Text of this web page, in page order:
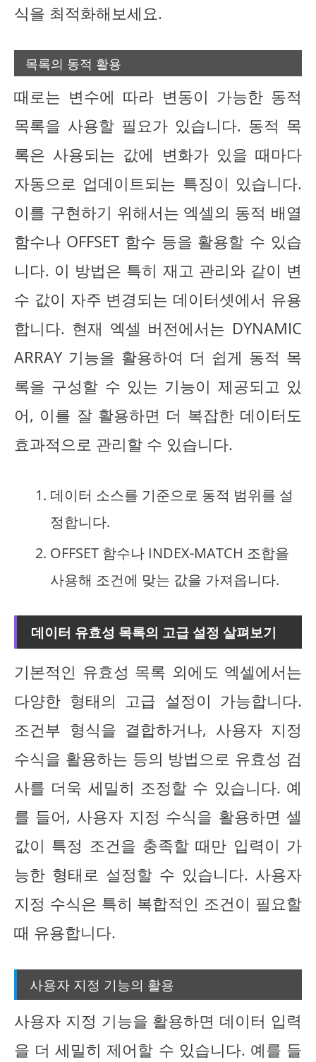
식을 최적화해보세요.
목록의 동적 활용
때로는 변수에 따라 변동이 가능한 동적
목록을 사용할 필요가 있습니다. 동적 목
록은 사용되는 값에 변화가 있을 때마다
자동으로 업데이트되는 특징이 있습니다.
이를 구현하기 위해서는 엑셀의 동적 배열
함수나 OFFSET 함수 등을 활용할 수 있습
니다. 이 방법은 특히 재고 관리와 같이 변
수 값이 자주 변경되는 데이터셋에서 유용
합니다. 현재 엑셀 버전에서는 DYNAMIC
ARRAY 기능을 활용하여 더 쉽게 동적 목
록을 구성할 수 있는 기능이 제공되고 있
어, 이를 잘 활용하면 더 복잡한 데이터도
효과적으로 관리할 수 있습니다.
데이터 소스를 기준으로 동적 범위를 설
정합니다.
OFFSET 함수나 INDEX-MATCH 조합을
사용해 조건에 맞는 값을 가져옵니다.
데이터 유효성 목록의 고급 설정 살펴보기
기본적인 유효성 목록 외에도 엑셀에서는
다양한 형태의 고급 설정이 가능합니다.
조건부 형식을 결합하거나, 사용자 지정
수식을 활용하는 등의 방법으로 유효성 검
사를 더욱 세밀히 조정할 수 있습니다. 예
를 들어, 사용자 지정 수식을 활용하면 셀
값이 특정 조건을 충족할 때만 입력이 가
능한 형태로 설정할 수 있습니다. 사용자
지정 수식은 특히 복합적인 조건이 필요할
때 유용합니다.
사용자 지정 기능의 활용
사용자 지정 기능을 활용하면 데이터 입력
을 더 세밀히 제어할 수 있습니다. 예를 들